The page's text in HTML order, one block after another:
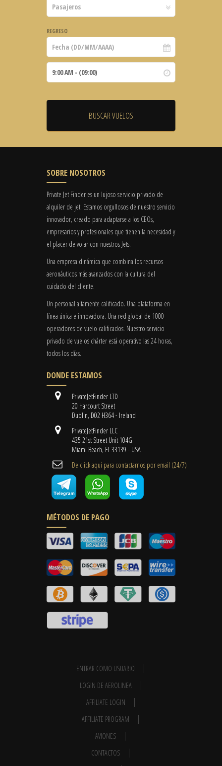
REGRESO
SOBRE NOSOTROS
Private Jet Finder es un lujoso servicio privado de
alquiler de jet. Estamos orgullosos de nuestro servicio
innovador, creado para adaptarse a los CEOs,
empresarios y profesionales que tienen la necesidad y
el placer de volar con nuestros Jets.
Una empresa dinámica que combina los recursos
aeronáuticos más avanzados con la cultura del
cuidado del cliente.
Un personal altamente calificado. Una plataforma en
línea única e innovadora. Una red global de 1000
operadores de vuelo calificados. Nuestro servicio
privado de vuelos chárter está operativo las 24 horas,
todos los días.
DONDE ESTAMOS
PrivateJetFinder LTD
20 Harcourt Street
Dublin, D02 H364 - Ireland
PrivateJetFinder LLC
435 21st Street Unit 104G
Miami Beach, FL 33139 - USA
De click aquí para contactarnos por email ​(24/7)
MÉTODOS DE PAGO
ENTRAR COMO USUARIO
LOGIN DE AEROLINEA
AFFILIATE LOGIN
AFFILIATE PROGRAM
AVIONES
CONTACTOS